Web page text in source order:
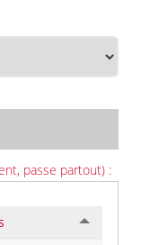
passe partout) :